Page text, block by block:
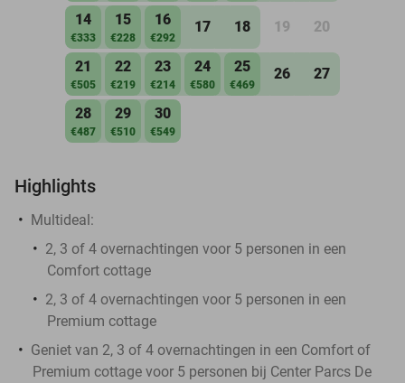
14
€333
15
€228
16
€292
17 18 19 20
21
€505
22
€219
23
€214
24
€580
25
€469
26 27
28
€487
29
€510
30
€549
Highlights
Multideal:
2, 3 of 4 overnachtingen voor 5 personen in een
Comfort cottage
2, 3 of 4 overnachtingen voor 5 personen in een
Premium cottage
Geniet van 2, 3 of 4 overnachtingen in een Comfort of
Premium cottage voor 5 personen bij Center Parcs De